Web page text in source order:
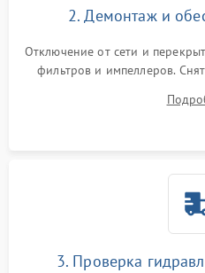
2. Демонтаж и
Отключение от сети и
фильтров и импеллеров.
циркуляционному
3. Проверка